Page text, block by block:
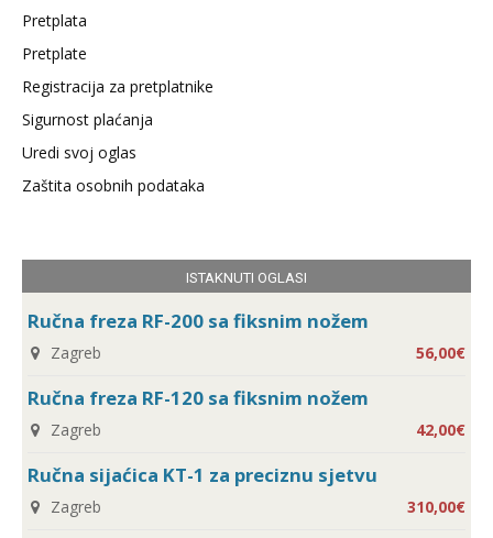
Pretplata
Pretplate
Registracija za pretplatnike
Sigurnost plaćanja
Uredi svoj oglas
Zaštita osobnih podataka
ISTAKNUTI OGLASI
Ručna freza RF-200 sa fiksnim nožem
Zagreb 56,00€
Ručna freza RF-120 sa fiksnim nožem
Zagreb 42,00€
Ručna sijaćica KT-1 za preciznu sjetvu
Zagreb 310,00€